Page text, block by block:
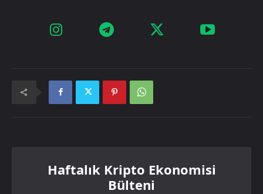
Haftalık Kripto Ekonomisi
Bülteni